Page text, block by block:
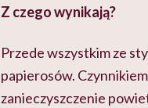
Z czego wynikają?
Przede wszystkim ze
papierosów.
zanieczyszczenie